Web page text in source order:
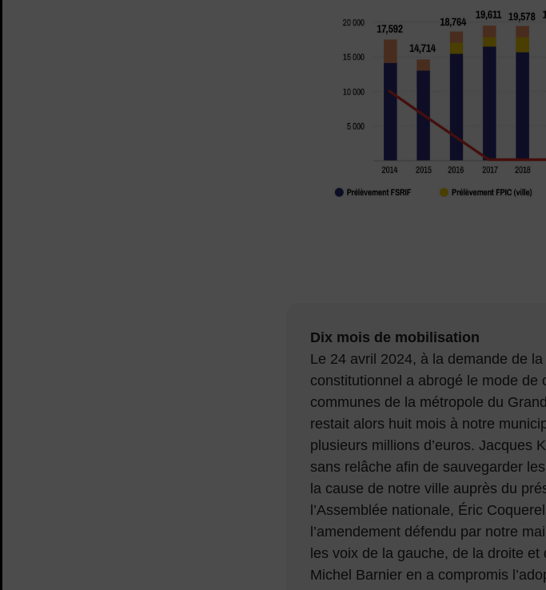
Dix mois de mobilisation
Le 24 avril 2024, à la demande de
constitutionnel a abrogé le mode
communes de la métropole du
restait alors huit mois à notre
plusieurs millions d’euros. Jacques
sans relâche afin de sauvegarder
la cause de notre ville auprès du
l’Assemblée nationale, Éric
l’amendement défendu par notre
les voix de la gauche, de la droite
Michel Barnier en a compromis